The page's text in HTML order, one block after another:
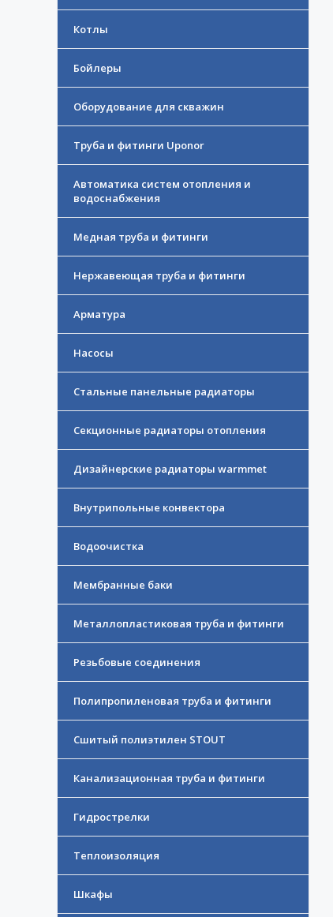
Котлы
Бойлеры
Оборудование для скважин
Труба и фитинги Uponor
Автоматика систем отопления и
водоснабжения
Медная труба и фитинги
Нержавеющая труба и фитинги
Арматура
Насосы
Стальные панельные радиаторы
Секционные радиаторы отопления
Дизайнерские радиаторы warmmet
Внутрипольные конвектора
Водоочистка
Мембранные баки
Металлопластиковая труба и фитинги
Резьбовые соединения
Полипропиленовая труба и фитинги
Сшитый полиэтилен STOUT
Канализационная труба и фитинги
Гидрострелки
Теплоизоляция
Шкафы